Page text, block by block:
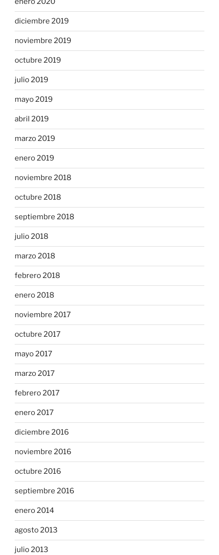
diciembre 2019
noviembre 2019
octubre 2019
julio 2019
mayo 2019
abril 2019
marzo 2019
enero 2019
noviembre 2018
octubre 2018
septiembre 2018
julio 2018
marzo 2018
febrero 2018
enero 2018
noviembre 2017
octubre 2017
mayo 2017
marzo 2017
febrero 2017
enero 2017
diciembre 2016
noviembre 2016
octubre 2016
septiembre 2016
enero 2014
agosto 2013
julio 2013